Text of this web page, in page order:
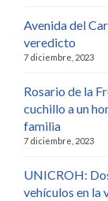
Avenida del
veredicto
7 diciembre, 2023
Rosario de la
cuchillo a un
familia
7 diciembre, 2023
UNICROH:
vehículos en la